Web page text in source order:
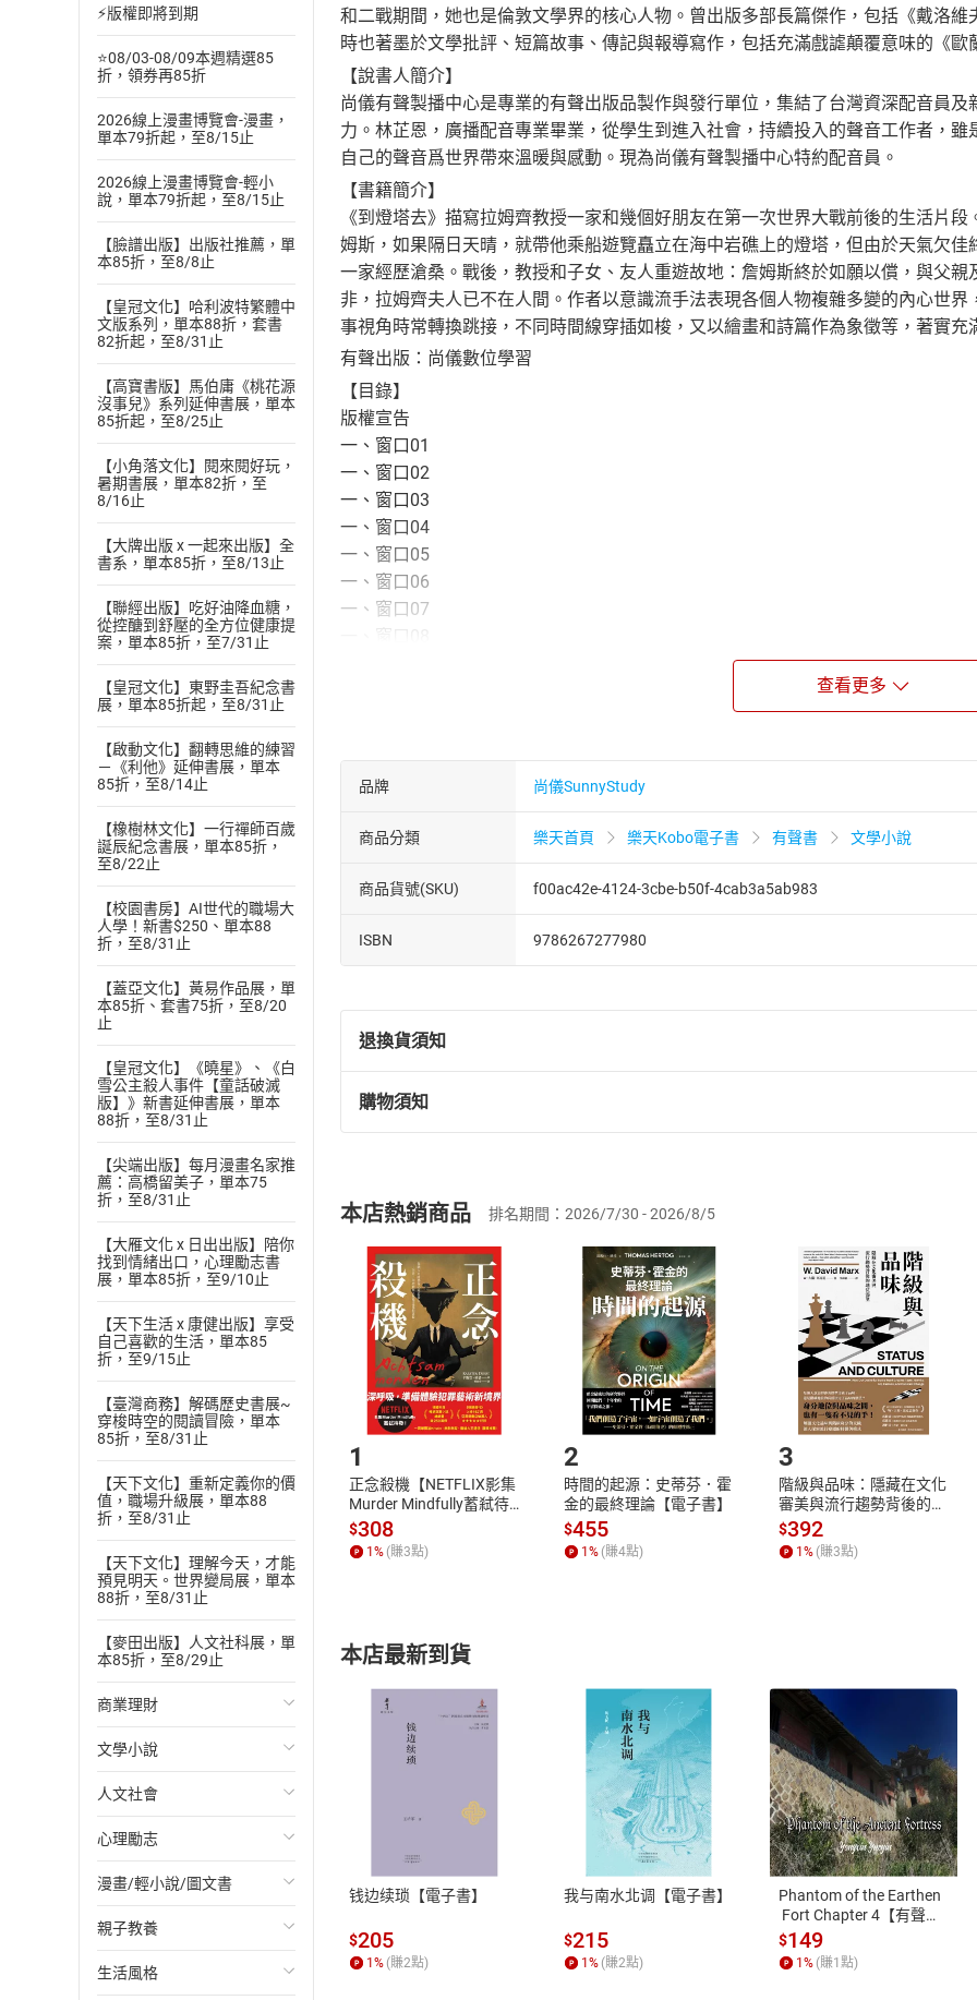
⚡版權即將到期
⭐08/03-08/09本週精選85
折，領券再85折
2026線上漫畫博覽會-漫畫，
單本79折起，至8/15止
2026線上漫畫博覽會-輕小
說，單本79折起，至8/15止
【臉譜出版】出版社推薦，單
本85折，至8/8止
【皇冠文化】哈利波特繁體中
文版系列，單本88折，套書
82折起，至8/31止
【高寶書版】馬伯庸《桃花源
沒事兒》系列延伸書展，單本
85折起，至8/25止
【小角落文化】閱來閱好玩，
暑期書展，單本82折，至
8/16止
【大牌出版 x 一起來出版】全
書系，單本85折，至8/13止
【聯經出版】吃好油降血糖，
從控醣到舒壓的全方位健康提
案，單本85折，至7/31止
【皇冠文化】東野圭吾紀念書
展，單本85折起，至8/31止
【啟動文化】翻轉思維的練習
－《利他》延伸書展，單本
85折，至8/14止
【橡樹林文化】一行禪師百歲
誕辰紀念書展，單本85折，
至8/22止
【校園書房】AI世代的職場大
人學！新書$250、單本88
折，至8/31止
【蓋亞文化】黃易作品展，單
本85折、套書75折，至8/20
止
【皇冠文化】《曉星》、《白
雪公主殺人事件【童話破滅
版】》新書延伸書展，單本
88折，至8/31止
【尖端出版】每月漫畫名家推
薦：高橋留美子，單本75
折，至8/31止
【大雁文化 x 日出出版】陪你
找到情緒出口，心理勵志書
展，單本85折，至9/10止
【天下生活 x 康健出版】享受
自己喜歡的生活，單本85
折，至9/15止
【臺灣商務】解碼歷史書展~
穿梭時空的閱讀冒險，單本
85折，至8/31止
【天下文化】重新定義你的價
值，職場升級展，單本88
折，至8/31止
【天下文化】理解今天，才能
預見明天。世界變局展，單本
88折，至8/31止
【麥田出版】人文社科展，單
本85折，至8/29止
商業理財
投資理財
經濟/趨勢
財務/金融
管理/領導
職場工作術
成功法
文學小說
歐美文學
日本文學
韓國文學
華文文學
經典文學
人文社會
國際關係
政治
社會科學
台灣/中國歷史
心理勵志
心靈成長/情緒
人際關係
兩性關係
漫畫/輕小說/圖文書
輕小說
奇幻/科幻
親子教養
教育現場
生活風格
和二戰期間，她也是倫敦文學界的核心人物。曾出版多部長篇傑作，包括《戴洛
時也著墨於文學批評、短篇故事、傳記與報導寫作，包括充滿戲謔顛覆意味的《
【說書人簡介】
尚儀有聲製播中心是專業的有聲出版品製作與發行單位，集結了台灣資深配音員
力。林芷恩，廣播配音專業畢業，從學生到進入社會，持續投入的聲音工作者，
自己的聲音爲世界帶來溫暖與感動。現為尚儀有聲製播中心特約配音員。
【書籍簡介】
《到燈塔去》描寫拉姆齊教授一家和幾個好朋友在第一次世界大戰前後的生活片
姆斯，如果隔日天晴，就帶他乘船遊覽矗立在海中岩礁上的燈塔，但由於天氣欠
一家經歷滄桑。戰後，教授和子女、友人重遊故地：詹姆斯終於如願以償，與父
非，拉姆齊夫人已不在人間。作者以意識流手法表現各個人物複雜多變的內心世
事視角時常轉換跳接，不同時間線穿插如梭，又以繪畫和詩篇作為象徵等，著實充
有聲出版：尚儀數位學習
【目錄】
版權宣告
一、窗口01
一、窗口02
一、窗口03
一、窗口04
一、窗口05
一、窗口06
一、窗口07
一、窗口14
一、窗口15
二、時光飛逝01
二、時光飛逝03
二、時光飛逝04
二、時光飛逝07
二、時光飛逝08
二、時光飛逝09
三、燈塔01
三、燈塔04
三、燈塔06
三、燈塔07
三、燈塔08
三、燈塔09
三、燈塔10
三、燈塔11
查看更多
品牌 尚儀SunnyStudy
商品分類 樂天首頁 樂天Kobo電子書 有聲書 文學小說
商品貨號(SKU) f00ac42e-4124-3cbe-b50f-4cab3a5ab983
ISBN 9786267277980
退換貨須知
退換貨規定：
(一)依消費者保護法第19條第1項後段暨通訊交易解除權合理例外情事適用
(二)消費者訂購本店鋪之商品即代表知悉本店鋪所銷售之商品為電子書，
且已下載/存取電子書，不得請求退貨退款。
退貨方式：您欲取消訂單或辦理退貨時，請登入樂天市場，並於「我的訂單
貨」，本店鋪將依您的申請進行審核，待審核通過後將為您辦理退款事宜。
請注意，樂天市場須以整筆訂單為單位進行取消/退貨，恕無法以單支商品取
購物須知
挑選商品
Choose
放入購物車
Shopping cart
登入帳號
Login
購書後，如何開始使用？
Step1.選擇閱讀載具 Step2.登入
付款方式
ATM轉帳、信用卡、LINE PAY、AFTEE
退換貨規範
本店是否提供消費者保護法七日猶
之權利，遽消費者保護法及通訊交
除權合理例外情事適用準則，依商
質各有不同規定。詳細退換貨說明
照各商品說明。
本店熱銷商品 排名期間：2026/7/30 - 2026/8/5
1
正念殺機【NETFLIX影集
Murder Mindfully蓄弒待
發】【電子書】
$308
1 % (賺3點)
2
時間的起源：史蒂芬．霍
金的最終理論【電子書】
$455
1 % (賺4點)
3
階級與品味：隱藏在文化
審美與流行趨勢背後的地
位渴望【電子書】
$392
1 % (賺3點)
本店最新到貨
钱边续琐【電子書】
$205
1 % (賺2點)
我与南水北调【電子書】
$215
1 % (賺2點)
Phantom of the Earthen
Fort Chapter 4【有聲
書】
$149
1 % (賺1 點)